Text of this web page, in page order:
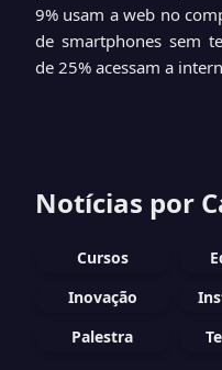
9% usam a web no
de smartphones sem
de 25% acessam a
Notícias por
Cursos
Inovação
Palestra